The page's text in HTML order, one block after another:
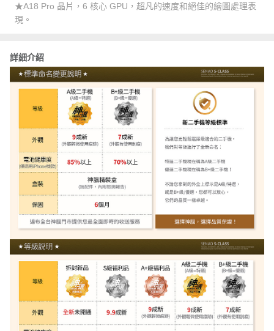
★A18 Pro 晶片，6 核心 GPU，超凡的速度和絕佳的繪圖處理表
現。
詳細介紹